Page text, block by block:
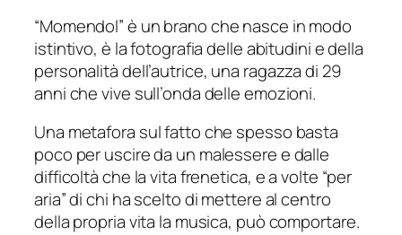
“Momendol” è un brano che nasce in modo
istintivo, è la fotografia delle abitudini e della
personalità dell’autrice, una ragazza di 29
anni che vive sull’onda delle emozioni.
Una metafora sul fatto che spesso basta
poco per uscire da un malessere e dalle
difficoltà che la vita frenetica, e a volte “per
aria” di chi ha scelto di mettere al centro
della propria vita la musica, può comportare.